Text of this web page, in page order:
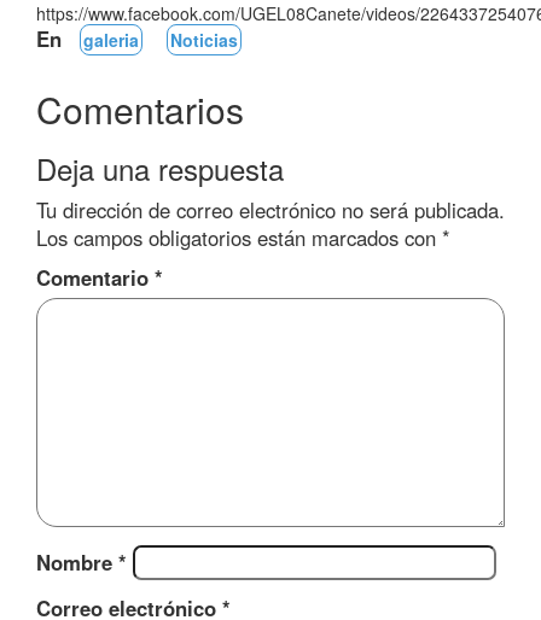
https://www.facebook.com/UGEL08Canete/videos/
En galeria Noticias
Comentarios
Deja una respuesta
Tu dirección de correo electrónico no será publicada.
Los campos obligatorios están marcados con *
Comentario *
Nombre *
Correo electrónico *